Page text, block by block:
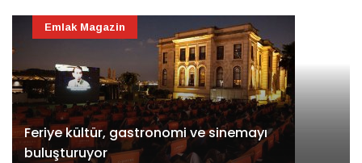
Feriye kültür, gastronomi ve sinemayı
buluşturuyor
Emlak Magazin